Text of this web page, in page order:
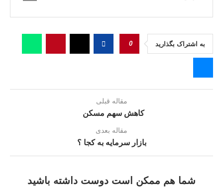
به اشتراک بگذارید 0
مقاله قبلی
كاهش سهم مسکن
مقاله بعدی
بازار سرمایه به كجا ؟
شما هم ممکن است دوست داشته باشید